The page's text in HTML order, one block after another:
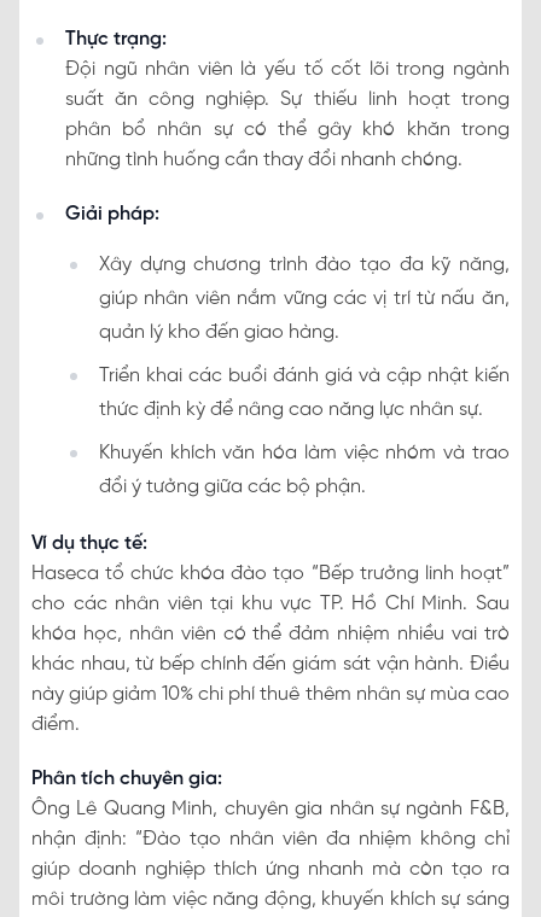
Thực trạng:
Đội ngũ nhân viên là yếu tố cốt lõi trong ngành
suất ăn công nghiệp. Sự thiếu linh hoạt trong
phân bổ nhân sự có thể gây khó khăn trong
những tình huống cần thay đổi nhanh chóng.
Giải pháp:
Xây dựng chương trình đào tạo đa kỹ năng,
giúp nhân viên nắm vững các vị trí từ nấu ăn,
quản lý kho đến giao hàng.
Triển khai các buổi đánh giá và cập nhật kiến
thức định kỳ để nâng cao năng lực nhân sự.
Khuyến khích văn hóa làm việc nhóm và trao
đổi ý tưởng giữa các bộ phận.
Ví dụ thực tế:
Haseca tổ chức khóa đào tạo “Bếp trưởng linh hoạt”
cho các nhân viên tại khu vực TP. Hồ Chí Minh. Sau
khóa học, nhân viên có thể đảm nhiệm nhiều vai trò
khác nhau, từ bếp chính đến giám sát vận hành. Điều
này giúp giảm 10% chi phí thuê thêm nhân sự mùa cao
điểm.
Phân tích chuyên gia:
Ông Lê Quang Minh, chuyên gia nhân sự ngành F&B,
nhận định: “Đào tạo nhân viên đa nhiệm không chỉ
giúp doanh nghiệp thích ứng nhanh mà còn tạo ra
môi trường làm việc năng động, khuyến khích sự sáng